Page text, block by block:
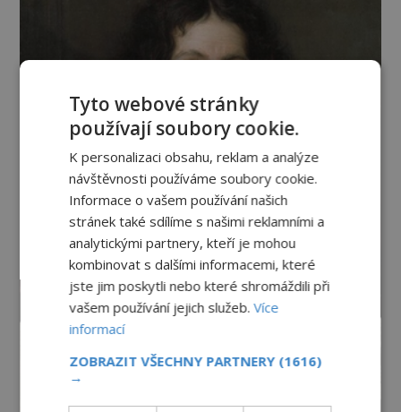
Tyto webové stránky
používají soubory cookie.
K personalizaci obsahu, reklam a analýze
návštěvnosti používáme soubory cookie.
Informace o vašem používání našich
stránek také sdílíme s našimi reklamními a
analytickými partnery, kteří je mohou
kombinovat s dalšími informacemi, které
jste jim poskytli nebo které shromáždili při
vašem používání jejich služeb.Více
informací
ZOBRAZIT VŠECHNY PARTNERY (1616)
→